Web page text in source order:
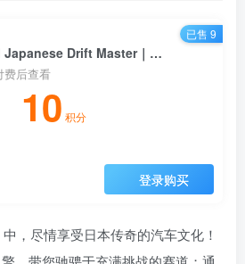
JDM: 漂移大师｜JDM Japanese Drift Master｜官方中文-v1.1.85.1｜20.2G｜免安装
费后查看
10 积分
登录购买
已售 9
，尽情享受日本传奇的汽车文化！